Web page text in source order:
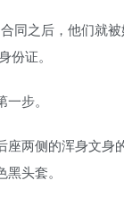
同之后，他们就
份证。
步。
座两侧的浑身文身
头套。